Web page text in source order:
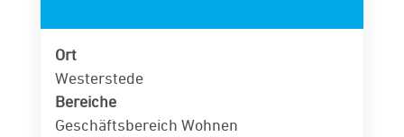
Ort
Westerstede
Bereiche
Geschäftsbereich Wohnen